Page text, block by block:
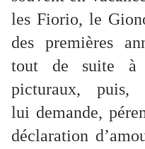
les Fiorio, le
des premières
tout de suite à
picturaux,
lui demande,
déclaration